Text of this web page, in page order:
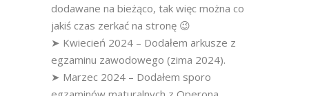
dodawane na bieżąco, tak więc można co
jakiś czas zerkać na stronę 😉
➤ Kwiecień 2024 – Dodałem arkusze z
egzaminu zawodowego (zima 2024).
➤ Marzec 2024 – Dodałem sporo